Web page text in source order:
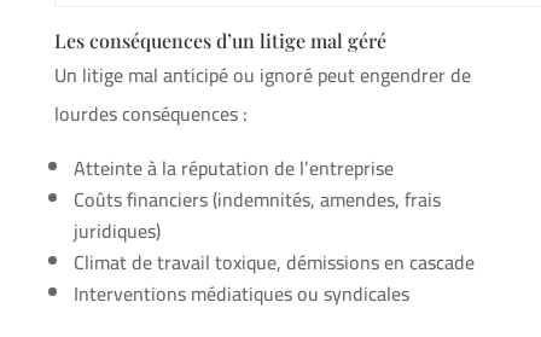
Les conséquences d’un litige mal géré
Un litige mal anticipé ou ignoré peut engendrer de
lourdes conséquences :
Atteinte à la réputation de l’entreprise
Coûts financiers (indemnités, amendes, frais
juridiques)
Climat de travail toxique, démissions en cascade
Interventions médiatiques ou syndicales